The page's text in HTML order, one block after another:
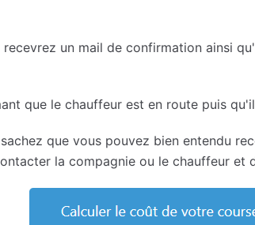
un mail de confirmation ainsi
que le chauffeur est en route puis
que vous pouvez bien entendu
la compagnie ou le chauffeur et